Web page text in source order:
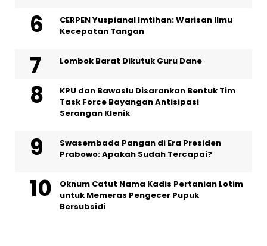
CERPEN Yuspianal Imtihan: Warisan Ilmu
Kecepatan Tangan
Lombok Barat Dikutuk Guru Dane
KPU dan Bawaslu Disarankan Bentuk Tim
Task Force Bayangan Antisipasi
Serangan Klenik
Swasembada Pangan di Era Presiden
Prabowo: Apakah Sudah Tercapai?
Oknum Catut Nama Kadis Pertanian Lotim
untuk Memeras Pengecer Pupuk
Bersubsidi